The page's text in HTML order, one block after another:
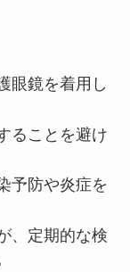
眼鏡を着用し
ることを避け
予防や炎症を
、定期的な検